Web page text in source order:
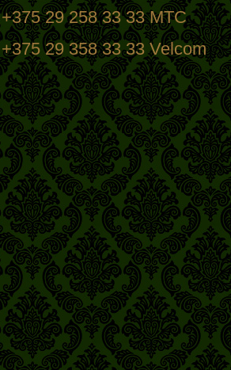
+375 29 258 33 33 МТС
+375 29 358 33 33 Velcom